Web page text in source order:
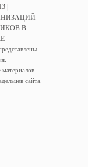
|
В
сайта.